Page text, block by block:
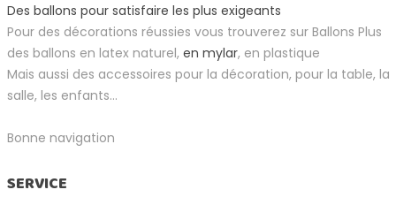
Des ballons pour satisfaire les plus exigeants
Pour des décorations réussies vous trouverez sur Ballons Plus
des ballons en latex naturel, en mylar, en plastique
Mais aussi des accessoires pour la décoration, pour la table, la
salle, les enfants...
Bonne navigation
SERVICE